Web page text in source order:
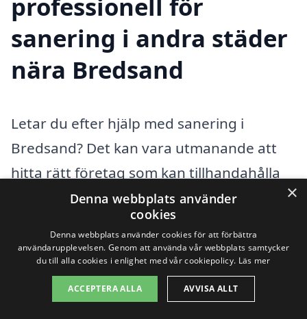
professionell för
sanering i andra städer
nära Bredsand
Letar du efter hjälp med sanering i
Bredsand? Det kan vara utmanande att
hitta rätt företag som kan tillhandahålla
kvalificerade tjänster. Sanering handlar
ofta om att ta bort oönskade eller
skadliga material från en plats, vilket kan
inkludera allt från renoveringsavfall till
mögel och farliga ämnen. Att välja rätt
×
Denna webbplats använder
cookies
Denna webbplats använder cookies för att förbättra
användarupplevelsen. Genom att använda vår webbplats samtycker
du till alla cookies i enlighet med vår cookiepolicy. Läs mer
ACCEPTERA ALLA AVVISA ALLT